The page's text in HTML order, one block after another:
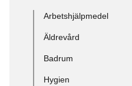
Arbetshjälpmedel
Äldrevård
Badrum
Hygien